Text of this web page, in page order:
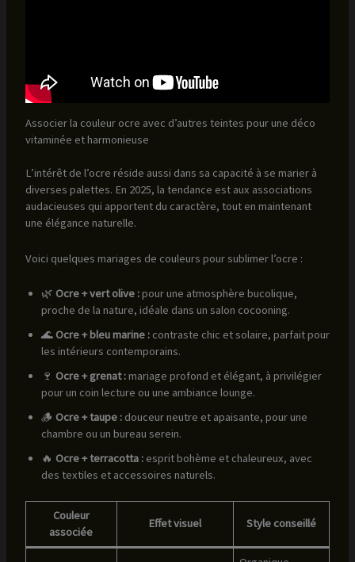
Associer la couleur ocre avec d’autres teintes pour une déco
vitaminée et harmonieuse
L’intérêt de l’ocre réside aussi dans sa capacité à se marier à
diverses palettes. En 2025, la tendance est aux associations
audacieuses qui apportent du caractère, tout en maintenant
une élégance naturelle.
Voici quelques mariages de couleurs pour sublimer l’ocre :
🌿 Ocre + vert olive :pour une atmosphère bucolique,
proche de la nature, idéale dans un salon cocooning.
🌊 Ocre + bleu marine :contraste chic et solaire, parfait pour
les intérieurs contemporains.
🍷 Ocre + grenat :mariage profond et élégant, à privilégier
pour un coin lecture ou une ambiance lounge.
🪵 Ocre + taupe :douceur neutre et apaisante, pour une
chambre ou un bureau serein.
🔥 Ocre + terracotta :esprit bohème et chaleureux, avec
des textiles et accessoires naturels.
Couleur
associée
Effet visuel Style conseillé